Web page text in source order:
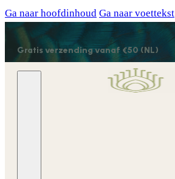
Ga naar hoofdinhoud Ga naar voettekst
Gratis verzending vanaf €50 (NL)